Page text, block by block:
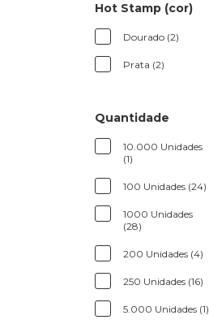
Hot Stamp (cor)
Dourado (2)
Prata (2)
Quantidade
10.000 Unidades
(1)
100 Unidades (24)
1000 Unidades
(28)
200 Unidades (4)
250 Unidades (16)
5.000 Unidades (1)